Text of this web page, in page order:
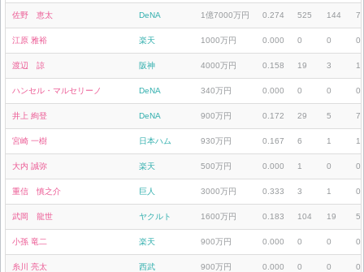
佐野 恵太 DeNA 1億7000万円 0.274 525 144
江原 雅裕 楽天 1000万円 0.000 0 0 0
渡辺 諒 阪神 4000万円 0.158 19 3 1
ハンセル・マルセリーノ DeNA 340万円 0.000 0 0 0
井上 絢登 DeNA 900万円 0.172 29 5 7
宮崎 一樹 日本ハム 930万円 0.167 6 1 1
大内 誠弥 楽天 500万円 0.000 1 0 0
重信 慎之介 巨人 3000万円 0.333 3 1 0
武岡 龍世 ヤクルト 1600万円 0.183 104 19 5
小孫 竜二 楽天 900万円 0.000 0 0 0
糸川 亮太 西武 900万円 0.000 0 0 0